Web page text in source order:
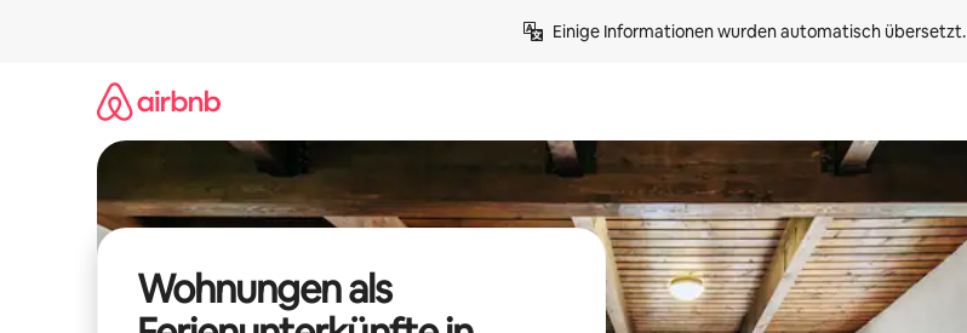
Einige Informationen wurden automatisch übersetzt.
Wohnungen als